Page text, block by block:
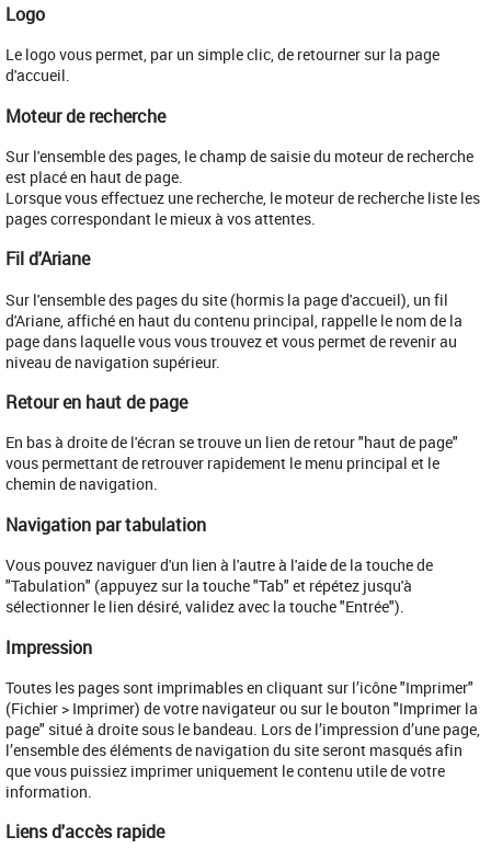
Logo
​Le logo vous permet, par un simple clic, de retourner sur la page
d'accueil.
Moteur de recherche
Sur l'ensemble des pages, le champ de saisie du moteur de recherche
est placé en haut de page.
Lorsque vous effectuez une recherche, le moteur de recherche liste les
pages correspondant le mieux à vos attentes.
Fil d'Ariane
​Sur l'ensemble des pages du site (hormis la page d'accueil), un fil
d'Ariane, affiché en haut du contenu principal, rappelle le nom de la
page dans laquelle vous vous trouvez et vous permet de revenir au
niveau de navigation supérieur.
Retour en haut de page
En bas à droite de l'écran se trouve un lien de retour "haut de page"
vous permettant de retrouver rapidement le menu principal et le
chemin de navigation.
Navigation par tabulation
Vous pouvez naviguer d'un lien à l'autre à l'aide de la touche de
"Tabulation" (appuyez sur la touche "Tab" et répétez jusqu'à
sélectionner le lien désiré, validez avec la touche "Entrée").
Impression
Toutes les pages sont imprimables en cliquant sur l’icône "Imprimer"
(Fichier > Imprimer) de votre navigateur ou sur le bouton "Imprimer la
page" situé à droite sous le bandeau. Lors de l’impression d’une page,
l’ensemble des éléments de navigation du site seront masqués afin
que vous puissiez imprimer uniquement le contenu utile de votre
information.
Liens d'accès rapide